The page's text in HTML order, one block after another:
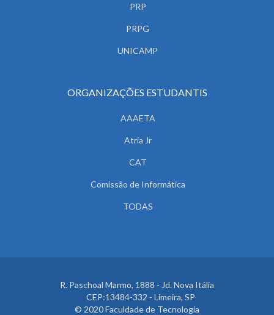
PRP
PRPG
UNICAMP
ORGANIZAÇÕES ESTUDANTIS
AAAETA
Atria Jr
CAT
Comissão de Informática
TODAS
R. Paschoal Marmo, 1888 - Jd. Nova Itália
CEP:13484-332 - Limeira, SP
© 2020 Faculdade de Tecnologia